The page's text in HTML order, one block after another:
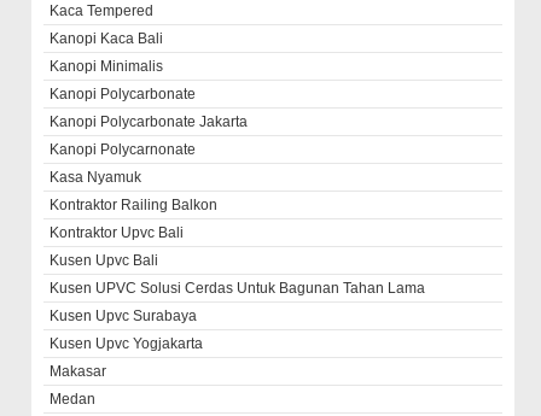
Kaca Tempered
Kanopi Kaca Bali
Kanopi Minimalis
Kanopi Polycarbonate
Kanopi Polycarbonate Jakarta
Kanopi Polycarnonate
Kasa Nyamuk
Kontraktor Railing Balkon
Kontraktor Upvc Bali
Kusen Upvc Bali
Kusen UPVC Solusi Cerdas Untuk Bagunan Tahan Lama
Kusen Upvc Surabaya
Kusen Upvc Yogjakarta
Makasar
Medan